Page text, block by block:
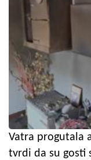
Vatra progutala
tvrdi da su gosti